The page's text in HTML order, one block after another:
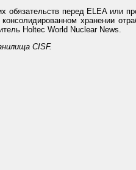
обязательств перед ELEA или
консолидированном хранении
Holtec World Nuclear News.
CISF.